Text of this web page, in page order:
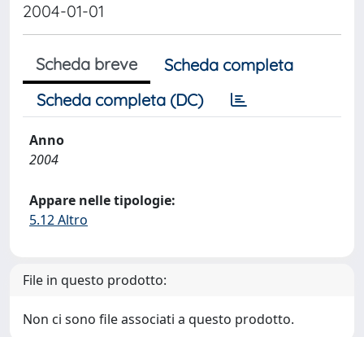
2004-01-01
Scheda breve
Scheda completa
Scheda completa (DC)
Anno
2004
Appare nelle tipologie:
5.12 Altro
File in questo prodotto:
Non ci sono file associati a questo prodotto.